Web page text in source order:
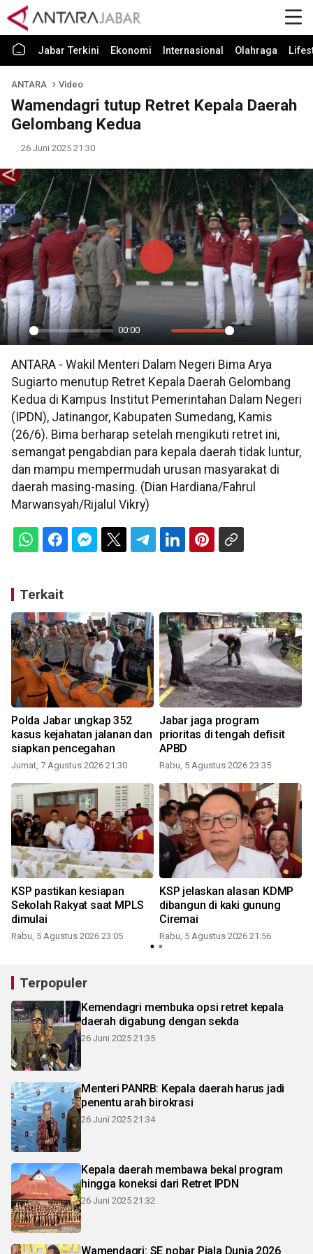
Jabar Terkini Ekonomi Internasional Olahraga
ANTARA Video
Wamendagri tutup Retret Kepala Daerah
Gelombang Kedua
26 Juni 2025 21:30
Play
00:00
Mute Settings
PIP
Play
ANTARA - Wakil Menteri Dalam Negeri Bima Arya
Sugiarto menutup Retret Kepala Daerah Gelombang
Kedua di Kampus Institut Pemerintahan Dalam Negeri
(IPDN), Jatinangor, Kabupaten Sumedang, Kamis
(26/6). Bima berharap setelah mengikuti retret ini,
semangat pengabdian para kepala daerah tidak luntur,
dan mampu mempermudah urusan masyarakat di
daerah masing-masing. (Dian Hardiana/Fahrul
Marwansyah/Rijalul Vikry)
Terkait
Polda Jabar ungkap 352
kasus kejahatan jalanan dan
siapkan pencegahan
Jumat, 7 Agustus 2026 21:30
Jabar jaga program
prioritas di tengah defisit
APBD
Rabu, 5 Agustus 2026 23:35
KSP pastikan kesiapan
Sekolah Rakyat saat MPLS
dimulai
Rabu, 5 Agustus 2026 23:05
KSP jelaskan alasan KDMP
dibangun di kaki gunung
Ciremai
Rabu, 5 Agustus 2026 21:56
Terpopuler
Kemendagri membuka opsi retret kepala
daerah digabung dengan sekda
26 Juni 2025 21:35
Menteri PANRB: Kepala daerah harus jadi
penentu arah birokrasi
26 Juni 2025 21:34
Kepala daerah membawa bekal program
hingga koneksi dari Retret IPDN
26 Juni 2025 21:32
Wamendagri: SE nobar Piala Dunia 2026